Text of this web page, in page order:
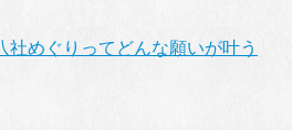
社めぐりってどんな願いが叶う